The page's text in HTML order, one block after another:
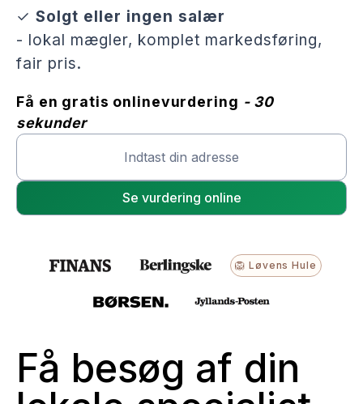
✓ Solgt eller ingen salær
- lokal mægler, komplet markedsføring,
fair pris.
Få en gratis onlinevurdering - 30
sekunder
🦁 Løvens Hule
Få besøg af din